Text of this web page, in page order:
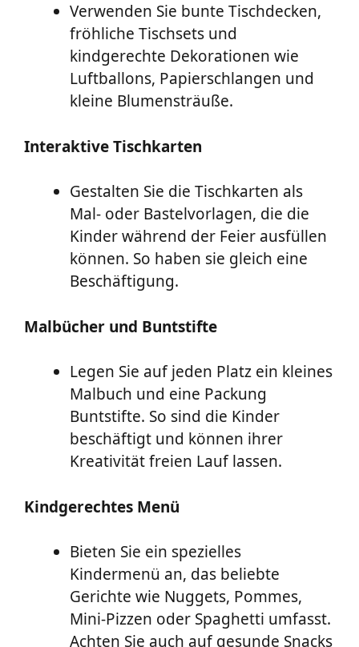
Verwenden Sie bunte Tischdecken,
fröhliche Tischsets und
kindgerechte Dekorationen wie
Luftballons, Papierschlangen und
kleine Blumensträuße.
Interaktive Tischkarten
Gestalten Sie die Tischkarten als
Mal- oder Bastelvorlagen, die die
Kinder während der Feier ausfüllen
können. So haben sie gleich eine
Beschäftigung.
Malbücher und Buntstifte
Legen Sie auf jeden Platz ein kleines
Malbuch und eine Packung
Buntstifte. So sind die Kinder
beschäftigt und können ihrer
Kreativität freien Lauf lassen.
Kindgerechtes Menü
Bieten Sie ein spezielles
Kindermenü an, das beliebte
Gerichte wie Nuggets, Pommes,
Mini-Pizzen oder Spaghetti umfasst.
Achten Sie auch auf gesunde Snacks